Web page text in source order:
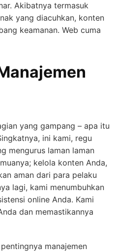
Akibatnya termasuk
yang diacuhkan, konten
keamanan. Web cuma
yang gampang – apa itu
ini kami, regu
mengurus laman laman
kelola konten Anda,
aman dari para pelaku
lagi, kami menumbuhkan
online Anda. Kami
dan memastikannya
manajemen